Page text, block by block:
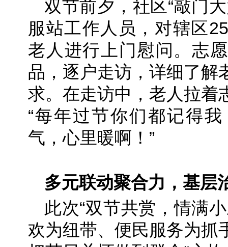
双节前夕，社区“敲门
服站工作人员，对辖区
老人进行上门慰问。志
品，逐户走访，详细了解
求。在走访中，老人拉着
“每年过节你们都记得
气，心里暖啊！”
多元联动聚合力，基层
此次“双节共赏，情满
欢为纽带、便民服务为抓